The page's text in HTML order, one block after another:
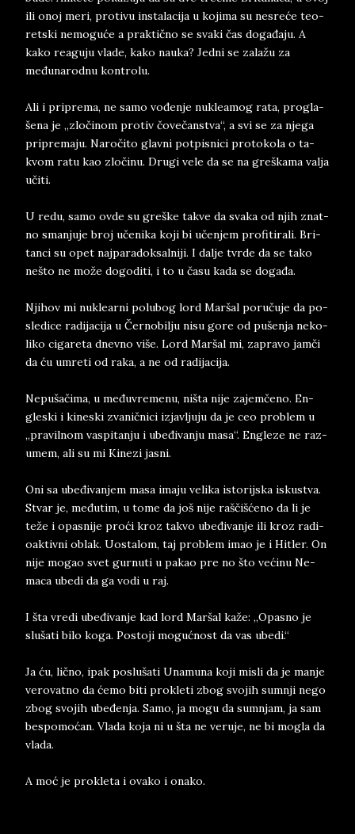
ili onoj meri, pro­ti­vu in­sta­la­ci­ja u ko­ji­ma su ne­sreće te­o­
ret­ski ne­mo­guće a prak­tično se sva­ki čas događaju. A
kako re­a­gu­ju vla­de, kako na­u­ka? Jed­ni se zalažu za
međuna­rod­nu kon­tro­lu.
Ali i pri­pre­ma, ne samo vođenje nu­kle­a­mog rata, pro­gla­
še­na je „zločinom pro­tiv čovečan­stva“, a svi se za nje­ga
pri­pre­ma­ju. Naročito glav­ni pot­pi­sni­ci pro­to­ko­la o ta­
kvom ratu kao zlo­či­nu. Dru­gi vele da se na greškama va­lja
učiti.
U redu, samo ovde su gre­ške ta­kve da sva­ka od njih znat­
no sman­ju­je broj učeni­ka koji bi učen­jem pro­fi­ti­ra­li. Bri­
tan­ci su opet naj­pa­ra­dok­sal­niji. I dal­je tvr­de da se tako
nešto ne može do­go­di­ti, i to u času kada se događa.
Nji­hov mi nu­kle­ar­ni po­lu­bog lord Mar­šal poručuje da po­
sle­di­ce ra­di­ja­ci­ja u Čer­no­bil­ju nisu gore od pušenja ne­ko­
li­ko ci­ga­re­ta dnev­no više. Lord Mar­šal mi, za­pra­vo jamči
da ću umre­ti od raka, a ne od ra­di­ja­ci­ja.
Nepušačima, u međuvre­me­nu, ništa nije za­jemčeno. En­
gle­ski i ki­ne­ski zva­ničnici iz­jav­lju­ju da je ceo pro­blem u
„pra­vil­nom vas­pi­tanju i ubeđivan­ju masa“. En­gle­ze ne raz­
u­mem, ali su mi Ki­ne­zi ja­sni.
Oni sa ubeđivan­jem masa ima­ju ve­li­ka isto­rij­ska is­ku­stva.
Stvar je, međutim, u tome da još nije raščišćeno da li je
teže i opa­sni­je proći kroz ta­kvo ube­đi­van­je ili kroz ra­di­
o­ak­tiv­ni oblak. Uo­sta­lom, taj pro­blem imao je i Hi­tler. On
nije mo­gao svet gur­nu­ti u pa­kao pre no što većinu Ne­
ma­ca ube­di da ga vodi u raj.
I šta vre­di ubeđivan­je kad lord Mar­šal kaže: „Opa­sno je
slu­ša­ti bilo koga. Po­stoji mogućnost da vas ube­di.“
Ja ću, lično, ipak po­slušati Una­mu­na koji mi­sli da je man­je
ve­ro­vat­no da ćemo biti pro­kle­ti zbog svo­jih sum­nji nego
zbog svo­jih ubeđenja. Samo, ja mogu da sum­njam, ja sam
bes­po­moćan. Vla­da koja ni u šta ne ve­ru­je, ne bi mo­gla da
vla­da.
A moć je pro­kle­ta i ova­ko i ona­ko.